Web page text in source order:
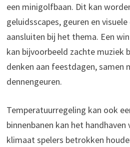
een minigolfbaan. Dit kan
geluidsscapes, geuren en
aansluiten bij het thema. Een
kan bijvoorbeeld zachte muziek
denken aan feestdagen, samen
dennengeuren.
Temperatuurregeling kan ook
binnenbanen kan het
klimaat spelers betrokken